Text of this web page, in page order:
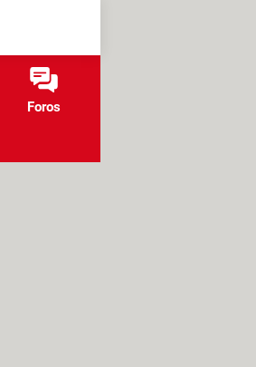
Foros